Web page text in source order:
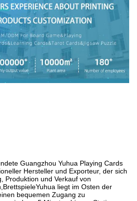
Guangzhou Yuhua Playing Cards
Hersteller und Exporteur, der sich
Produktion und Verkauf von
liegt im Osten der
bequemen Zugang zu